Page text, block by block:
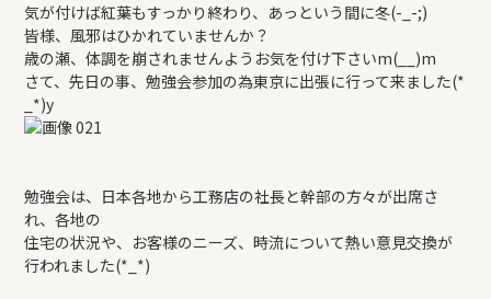
REFORM
BLOG
COMPANY
気が付けば紅葉もすっかり終わり、あっという間に冬(-_-;)
皆様、風邪はひかれていませんか？
歳の瀬、体調を崩されませんようお気を付け下さいm(__)m
さて、先日の事、勉強会参加の為東京に出張に行って来ました(*
_*)y
勉強会は、日本各地から工務店の社長と幹部の方々が出席さ
れ、各地の
住宅の状況や、お客様のニーズ、時流について熱い意見交換が
行われました(*_*)